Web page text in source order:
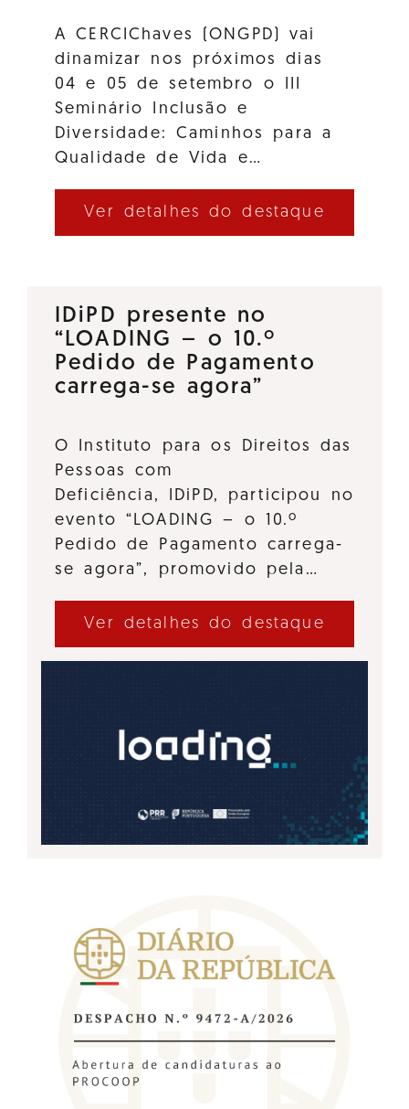
A CERCIChaves (ONGPD) vai
dinamizar nos próximos dias
04 e 05 de setembro o III
Seminário Inclusão e
Diversidade: Caminhos para a
Qualidade de Vida e…
Ver detalhes do destaque
IDiPD presente no
“LOADING – o 10.º
Pedido de Pagamento
carrega-se agora”
O Instituto para os Direitos das
Pessoas com
Deficiência, IDiPD, participou no
evento “LOADING – o 10.º
Pedido de Pagamento carrega-
se agora”, promovido pela…
Ver detalhes do destaque